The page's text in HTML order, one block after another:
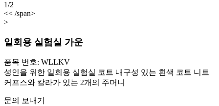
1/2
<< /span>
>
일회용 실험실 가운
품목 번호: WLLKV
성인을 위한 일회용 실험실 코트 내구성 있는 흰색 코트 니트
커프스와 칼라가 있는 2개의 주머니
문의 보내기